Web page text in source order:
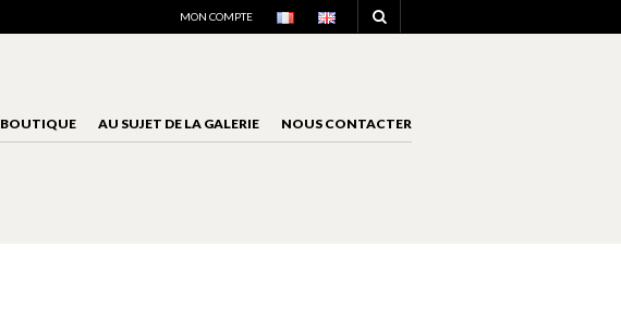
MON COMPTE
BOUTIQUE AU SUJET DE LA GALERIE NOUS CONTACTER